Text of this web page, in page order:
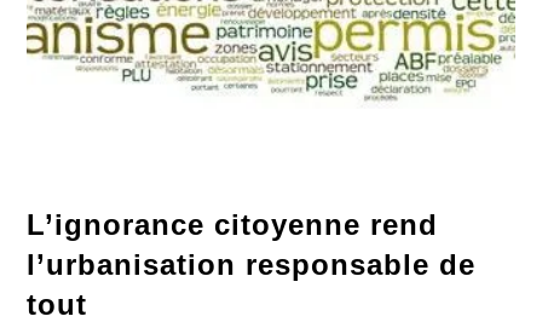
L’ignorance citoyenne rend
l’urbanisation responsable de
tout